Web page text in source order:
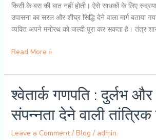
किसी के बस की बात नहीं होती। ऐसे साधकों के लिए
उपासना का सरल और शीघ्र सिद्धि देने वाला मार्ग बताया
व्यक्ति अपने मनोरथ को जल्दी पूरा कर सकता है। तंत्र
रुद्रयामल
में
गणपति
उपासना:
सरल
और
शीघ्र
Read More »
श्वेतार्क गणपति : दुर्लभ
संपन्नता देने वाली
Leave a Comment / Blog / admin